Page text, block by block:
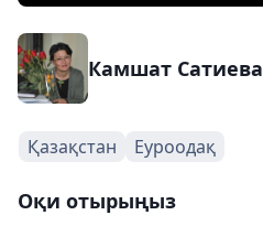
Камшат Сатиева
Қазақстан Еуроодақ
Оқи отырыңыз